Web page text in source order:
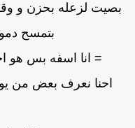
بصيت لزعله بحزن و
بتمسح
= انا اسفه بس هو
احنا نعرف بعض من